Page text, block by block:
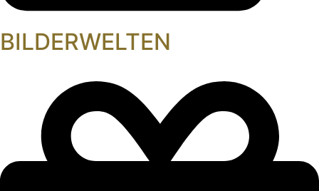
BILDERWELTEN